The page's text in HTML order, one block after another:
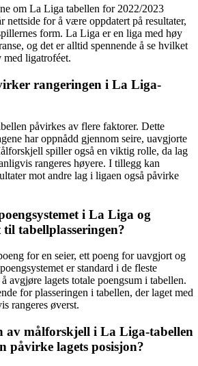
om La Liga tabellen for 2022/2023
nettside for å være oppdatert på resultater,
form. La Liga er en liga med høy
og det er alltid spennende å se hvilket
ligatroféet.
rangeringen i La Liga-
påvirkes av flere faktorer. Dette
har oppnådd gjennom seire, uavgjorte
spiller også en viktig rolle, da lag
rangeres høyere. I tillegg kan
mot andre lag i ligaen også påvirke
i La Liga og
tabellplasseringen?
for en seier, ett poeng for uavgjort og
er standard i de fleste
avgjøre lagets totale poengsum i tabellen.
for plasseringen i tabellen, der laget med
rangeres øverst.
av målforskjell i La Liga-tabellen
påvirke lagets posisjon?